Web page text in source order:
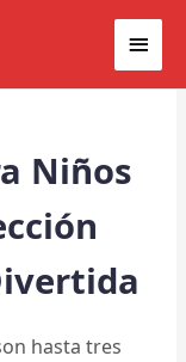
Niños
hasta tres